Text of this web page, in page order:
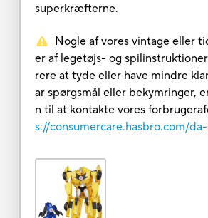
superkræfterne.
Nogle af vores vintage eller
er af legetøjs- og
rere at tyde eller have mindre
ar spørgsmål eller bekymringer,
n til at kontakte vores
s://consumercare.hasbro.com/